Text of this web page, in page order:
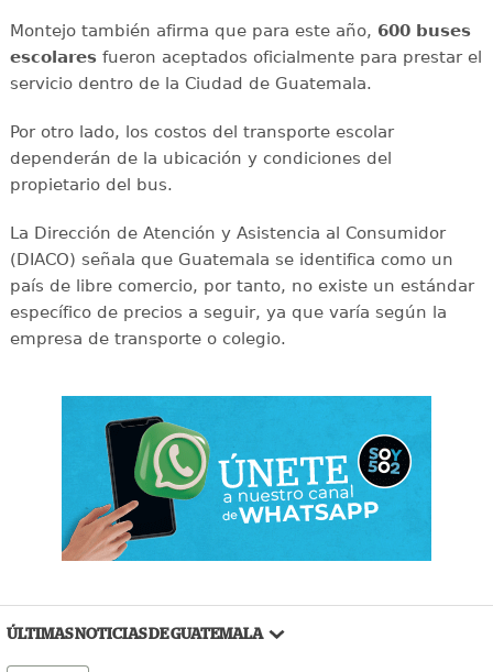
Montejo también afirma que para este año, 600 buses
escolaresfueron aceptados oficialmente para prestar el
servicio dentro de la Ciudad de Guatemala.
Por otro lado, los costos del transporte escolar
dependerán de la ubicación y condiciones del
propietario del bus.
La Dirección de Atención y Asistencia al Consumidor
(DIACO) señala que Guatemala se identifica como un
país de libre comercio, por tanto, no existe un estándar
específico de precios a seguir, ya que varía según la
empresa de transporte o colegio.
ÚLTIMAS NOTICIAS DE GUATEMALA